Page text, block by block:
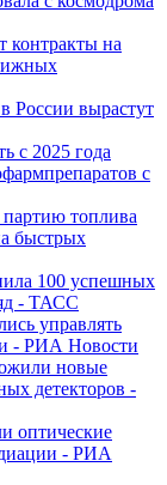
контракты на
России вырастут
с 2025 года
с
топлива
быстрых
100 успешных
- ТАСС
управлять
- РИА Новости
новые
детекторов -
оптические
- РИА